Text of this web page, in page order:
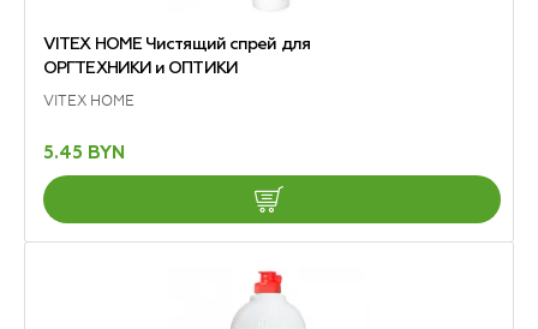
VITEX HOME Чистящий спрей для
ОРГТЕХНИКИ и ОПТИКИ
VITEX HOME
5.45 BYN